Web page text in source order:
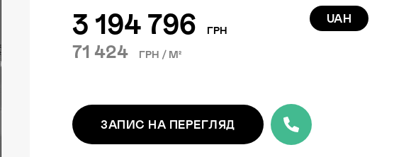
3 194 796 ГРН
71 424 ГРН / М²
UAH
ЗАПИС НА ПЕРЕГЛЯД